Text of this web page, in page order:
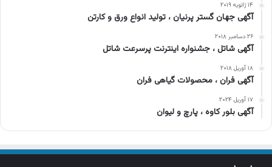
۱۴ ژانویه ۲۰۱۹
آگهی جهان گستر پرنیان ، تولید انواع ورق و کارتن
۲۶ دسامبر ۲۰۱۸
آگهی شاتل ، جشنواره اینترنت پرسرعت شاتل
۱۸ آوریل ۲۰۱۸
آگهی فران ، محصولات گیاهی فران
۱۷ آوریل ۲۰۲۴
آگهی بلور کاوه ، پارچ و لیوان